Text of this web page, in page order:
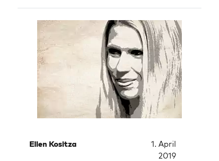
Ellen Kositza
1. April
2019